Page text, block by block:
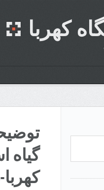
کهربا
کهربا-۱۵